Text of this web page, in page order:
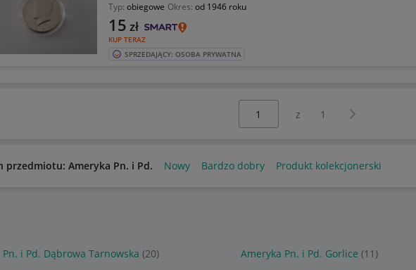
Typ: obiegowe Okres: od 1946 roku
KUP TERAZ
15 zł
SPRZEDAJĄCY: OSOBA PRYWATNA
z 1 Następna strona
przedmiotu: Ameryka Pn. i Pd. Nowy Bardzo dobry Produkt kolekcjonerski
i Pd. Dąbrowa Tarnowska (20) Ameryka Pn. i Pd. Gorlice (11)